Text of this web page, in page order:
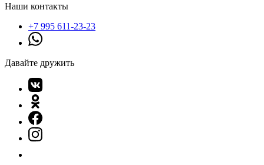
Наши контакты
+7 995 611-23-23
Давайте дружить